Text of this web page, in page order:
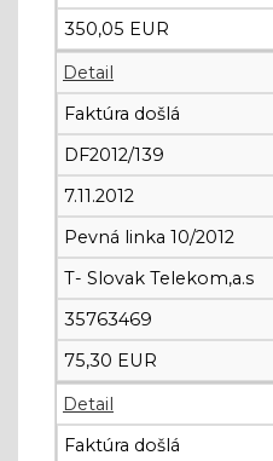
350,05 EUR
Detail
Faktúra došlá
DF2012/139
7.11.2012
Pevná linka 10/2012
T- Slovak Telekom,a.s
35763469
75,30 EUR
Detail
Faktúra došlá